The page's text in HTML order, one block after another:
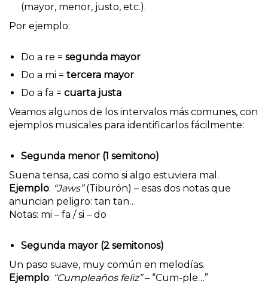
(mayor, menor, justo, etc.).
Por ejemplo:
Do a re = segunda mayor
Do a mi = tercera mayor
Do a fa = cuarta justa
Veamos algunos de los intervalos más comunes, con
ejemplos musicales para identificarlos fácilmente:
Segunda menor (1 semitono)
Suena tensa, casi como si algo estuviera mal.
Ejemplo: “Jaws”(Tiburón) – esas dos notas que
anuncian peligro: tan tan…
Notas: mi – fa / si – do
Segunda mayor (2 semitonos)
Un paso suave, muy común en melodías.
Ejemplo: “Cumpleaños feliz”– “Cum-ple…”